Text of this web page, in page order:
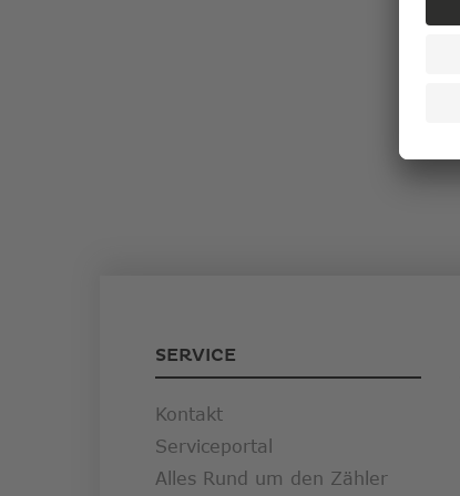
SERVICE
Kontakt
Serviceportal
Alles Rund um den Zähler